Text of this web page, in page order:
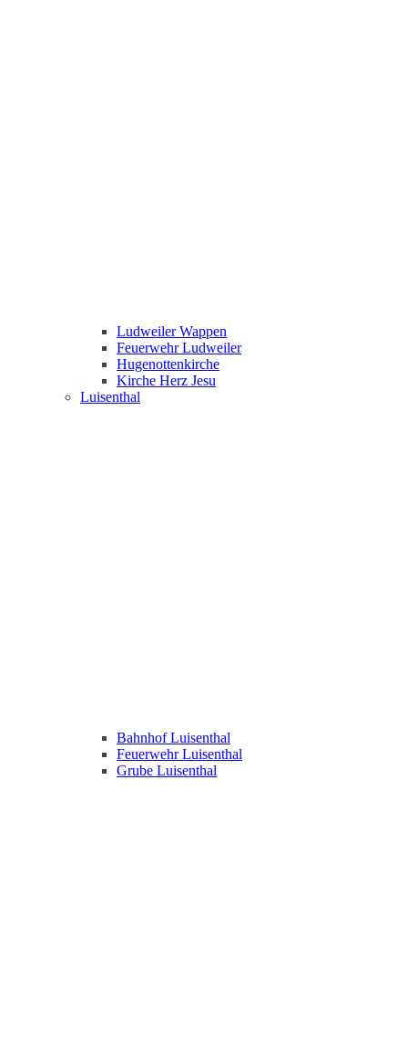
Ludweiler Wappen
Feuerwehr Ludweiler
Hugenottenkirche
Kirche Herz Jesu
Luisenthal
Bahnhof Luisenthal
Feuerwehr Luisenthal
Grube Luisenthal